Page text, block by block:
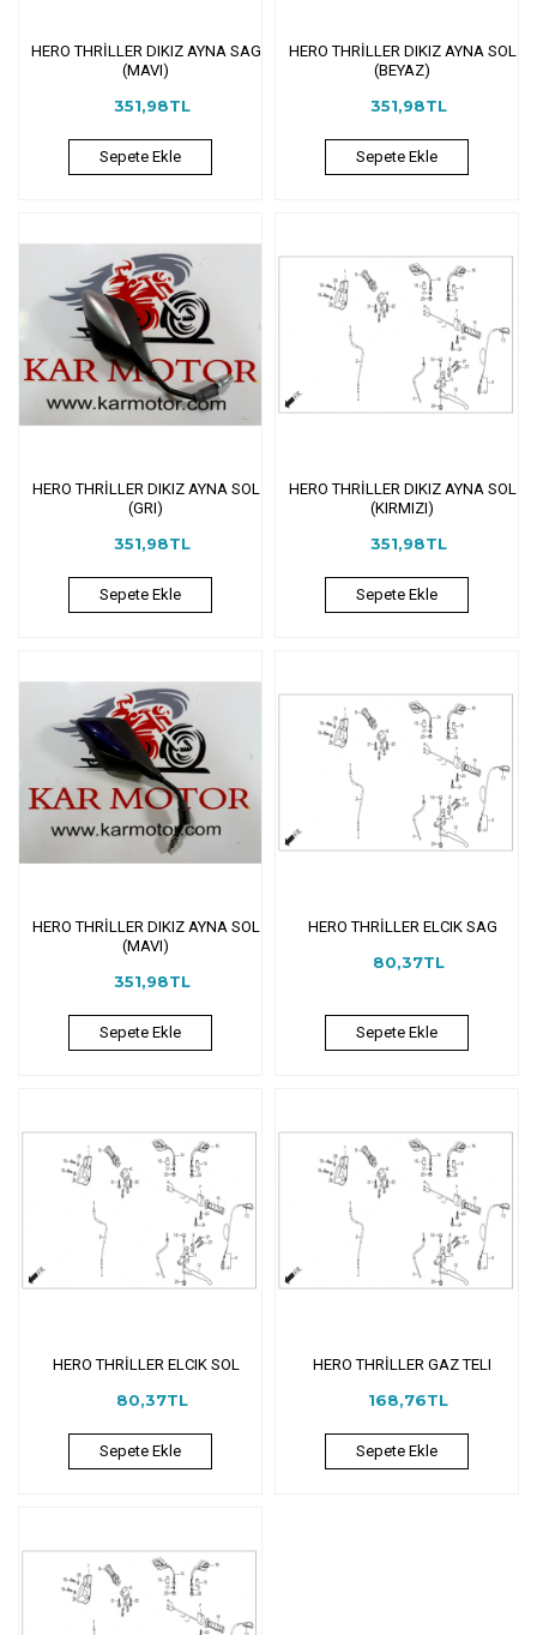
HERO THRİLLER DIKIZ AYNA SAG
(MAVI)
351,98TL
Sepete Ekle
HERO THRİLLER DIKIZ AYNA SOL
(BEYAZ)
351,98TL
Sepete Ekle
HERO THRİLLER DIKIZ AYNA SOL
(GRI)
351,98TL
Sepete Ekle
HERO THRİLLER DIKIZ AYNA SOL
(KIRMIZI)
351,98TL
Sepete Ekle
HERO THRİLLER DIKIZ AYNA SOL
(MAVI)
351,98TL
Sepete Ekle
HERO THRİLLER ELCIK SAG
80,37TL
Sepete Ekle
HERO THRİLLER ELCIK SOL
80,37TL
Sepete Ekle
HERO THRİLLER GAZ TELI
168,76TL
Sepete Ekle